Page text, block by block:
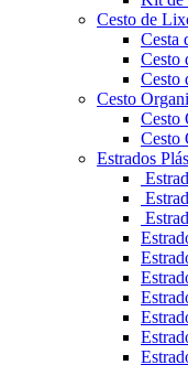
Cesto de
Cesta
Cesto
Cesto
Cesto
Cesto
Cesto
Estrados